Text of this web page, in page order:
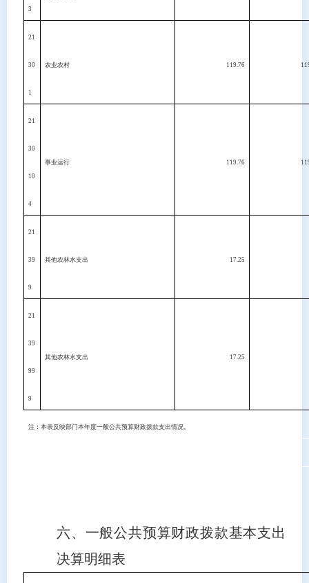
3
21
30
1
农业农村 119.76
21
30
10
4
事业运行 119.76
21
39
9
其他农林水支出 17.25
21
39
99
9
其他农林水支出 17.25
注：本表反映部门本年度一般公共预算财政拨款支出情况。
六、一般公共预算财政拨款基本支出
决算明细表